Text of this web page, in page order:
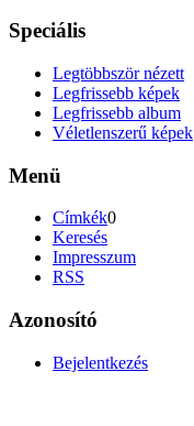
Speciális
Legtöbbször nézett
Legfrissebb képek
Legfrissebb album
Véletlenszerű képek
Menü
Címkék0
Keresés
Impresszum
RSS
Azonosító
Bejelentkezés